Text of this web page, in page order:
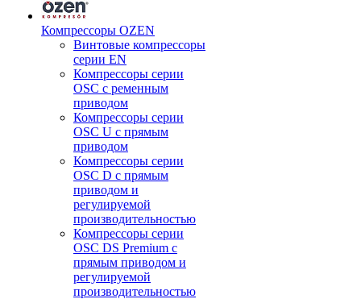
Компрессоры OZEN
Винтовые компрессоры
серии EN
Компрессоры серии
OSC с ременным
приводом
Компрессоры серии
OSC U с прямым
приводом
Компрессоры серии
OSC D с прямым
приводом и
регулируемой
производительностью
Компрессоры серии
OSC DS Premium с
прямым приводом и
регулируемой
производительностью